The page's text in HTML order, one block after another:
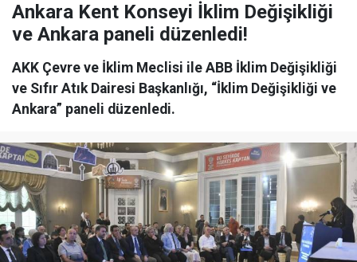
Ankara Kent Konseyi İklim Değişikliği
ve Ankara paneli düzenledi!
AKK Çevre ve İklim Meclisi ile ABB İklim Değişikliği
ve Sıfır Atık Dairesi Başkanlığı, “İklim Değişikliği ve
Ankara” paneli düzenledi.